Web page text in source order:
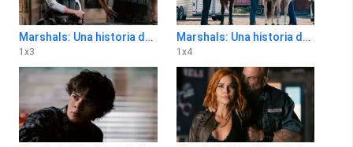
Marshals: Una historia de Yellowstone 1x3
1 x3
Marshals: Una historia de Yellowstone 1x4
1 x4